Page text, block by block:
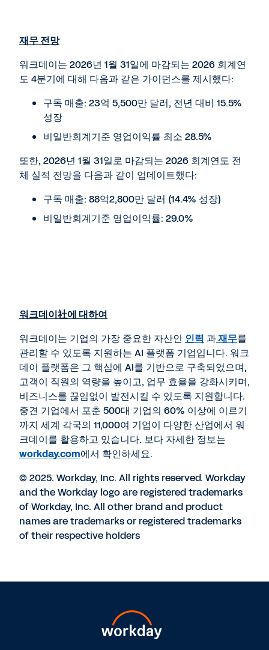
재무 전망
워크데이는 2026년 1월 31일에 마감되는 2026 회계연
도 4분기에 대해 다음과 같은 가이던스를 제시했다:
구독 매출: 23억 5,500만 달러, 전년 대비 15.5%
성장
비일반회계기준 영업이익률 최소 28.5%
또한, 2026년 1월 31일로 마감되는 2026 회계연도 전
체 실적 전망을 다음과 같이 업데이트했다:
구독 매출: 88억2,800만 달러 (14.4% 성장)
비일반회계기준 영업이익률: 29.0%
워크데이社에 대하여
워크데이는 기업의 가장 중요한 자산인 인력 과재무를
관리할 수 있도록 지원하는 AI 플랫폼 기업입니다. 워크
데이 플랫폼은 그 핵심에 AI를 기반으로 구축되었으며,
고객이 직원의 역량을 높이고, 업무 효율을 강화시키며,
비즈니스를 끊임없이 발전시킬 수 있도록 지원합니다.
중견 기업에서 포춘 500대 기업의 60% 이상에 이르기
까지 세계 각국의 11,000여 기업이 다양한 산업에서 워
크데이를 활용하고 있습니다. 보다 자세한 정보는
workday.com에서 확인하세요.
© 2025. Workday, Inc. All rights reserved. Workday
and the Workday logo are registered trademarks
of Workday, Inc. All other brand and product
names are trademarks or registered trademarks
of their respective holders